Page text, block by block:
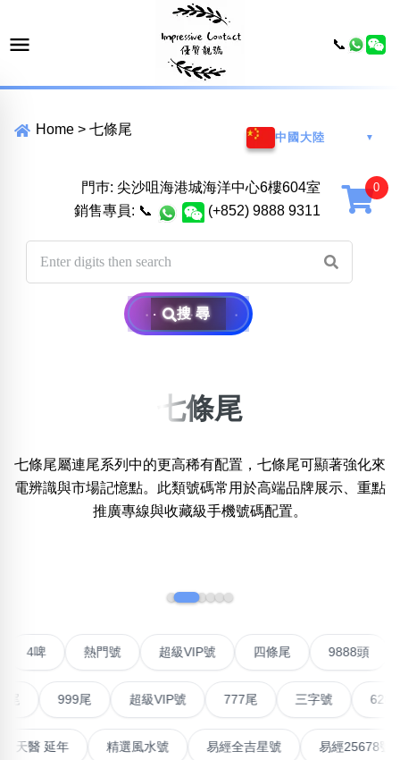
Home > 七條尾
中國大陸 ▼
門巿: 尖沙咀海港城海洋中心6樓604室
銷售專員: 📞 (+852) 9888 9311
搜尋
位置:
一 二 三 四 五 六 七 八 九 十 十一
不包含數字
無0 無2無3無4無5 無7無8無9
清除全部分類
搜尋
七條尾
七條尾屬連尾系列中的更高稀有配置，七條尾可顯著強化來
電辨識與市場記憶點。此類號碼常用於高端品牌展示、重點
推廣專線與收藏級手機號碼配置。
熱門號 超級VIP號 四條尾 9888頭
999尾 超級VIP號 777尾 三字號 6288頭
能量生氣 天醫 延年 精選風水號 易經全吉星號 易經
📞